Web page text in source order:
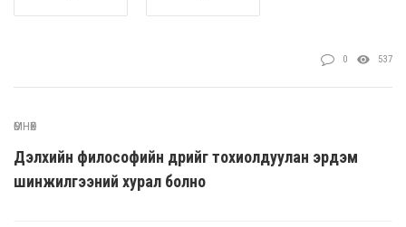
0 537
ӨМНӨХ
Дэлхийн философийн өдрийг тохиолдуулан эрдэм
шинжилгээний хурал болно